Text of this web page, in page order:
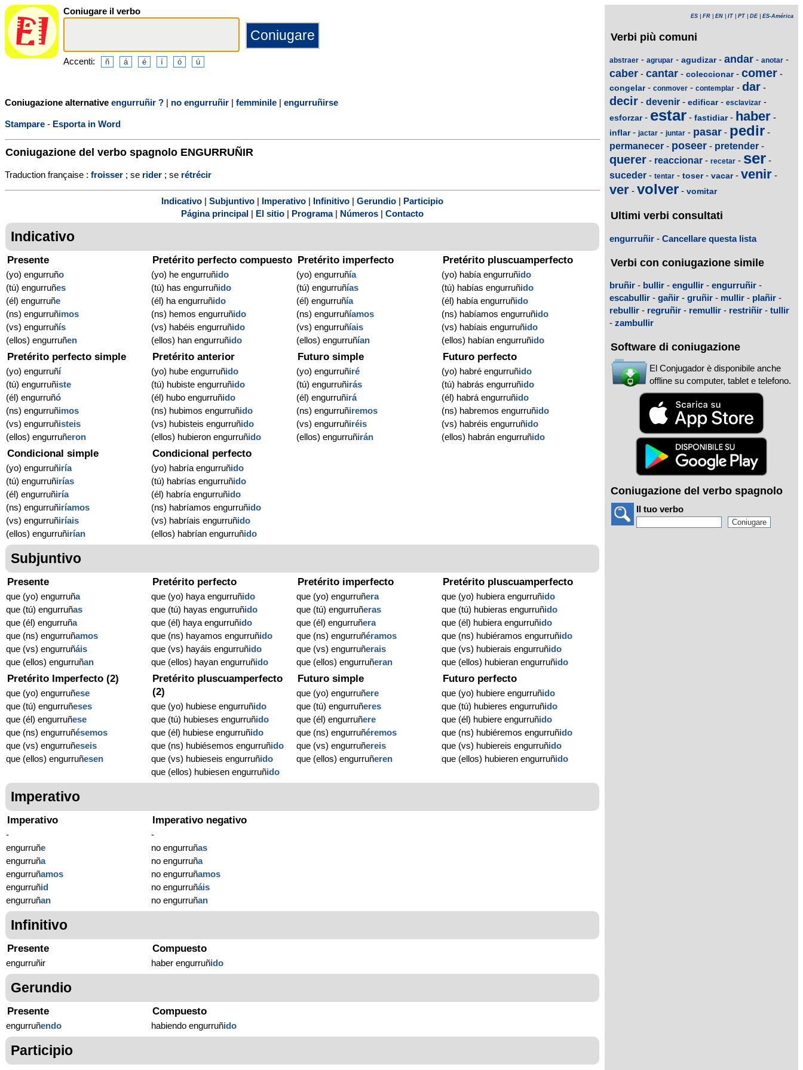
Coniugare il verbo
Accenti:
Coniugazione alternative engurruñir ? | no engurruñir | femminile | engurruñirse
Stampare - Esporta in Word
Coniugazione del verbo spagnolo ENGURRUÑIR
Traduction française : froisser ; se rider ; se rétrécir
Indicativo Subjuntivo Imperativo Infinitivo Gerundio
Participio
Página principal
El sitio Programa| Números Contacto
Indicativo
Presente
(yo) engurruño
(tú) engurruñes
(él) engurruñe
(ns) engurruñimos
(vs) engurruñís
(ellos) engurruñen
Pretérito perfecto compuesto
(yo) he engurruñido
(tú) has engurruñido
(él) ha engurruñido
(ns) hemos engurruñido
(vs) habéis engurruñido
(ellos) han engurruñido
Pretérito imperfecto
(yo) engurruñía
(tú) engurruñías
(él) engurruñía
(ns) engurruñíamos
(vs) engurruñíais
(ellos) engurruñían
Pretérito pluscuamperfecto
(yo) había engurruñido
(tú) habías engurruñido
(él) había engurruñido
(ns) habíamos engurruñido
(vs) habíais engurruñido
(ellos) habían engurruñido
Pretérito perfecto simple
(yo) engurruñí
(tú) engurruñiste
(él) engurruñó
(ns) engurruñimos
(vs) engurruñisteis
(ellos) engurruñeron
Pretérito anterior
(yo) hube engurruñido
(tú) hubiste engurruñido
(él) hubo engurruñido
(ns) hubimos engurruñido
(vs) hubisteis engurruñido
(ellos) hubieron engurruñido
Futuro simple
(yo) engurruñiré
(tú) engurruñirás
(él) engurruñirá
(ns) engurruñiremos
(vs) engurruñiréis
(ellos) engurruñirán
Futuro perfecto
(yo) habré engurruñido
(tú) habrás engurruñido
(él) habrá engurruñido
(ns) habremos engurruñido
(vs) habréis engurruñido
(ellos) habrán engurruñido
Condicional simple
(yo) engurruñiría
(tú) engurruñirías
(él) engurruñiría
(ns) engurruñiríamos
(vs) engurruñiríais
(ellos) engurruñirían
Condicional perfecto
(yo) habría engurruñido
(tú) habrías engurruñido
(él) habría engurruñido
(ns) habríamos engurruñido
(vs) habríais engurruñido
(ellos) habrían engurruñido
Subjuntivo
Presente
que (yo) engurruña
que (tú) engurruñas
que (él) engurruña
que (ns) engurruñamos
que (vs) engurruñáis
que (ellos) engurruñan
Pretérito perfecto
que (yo) haya engurruñido
que (tú) hayas engurruñido
que (él) haya engurruñido
que (ns) hayamos engurruñido
que (vs) hayáis engurruñido
que (ellos) hayan engurruñido
Pretérito imperfecto
que (yo) engurruñera
que (tú) engurruñeras
que (él) engurruñera
que (ns) engurruñéramos
que (vs) engurruñerais
que (ellos) engurruñeran
Pretérito pluscuamperfecto
que (yo) hubiera engurruñido
que (tú) hubieras engurruñido
que (él) hubiera engurruñido
que (ns) hubiéramos engurruñido
que (vs) hubierais engurruñido
que (ellos) hubieran engurruñido
Pretérito Imperfecto (2)
que (yo) engurruñese
que (tú) engurruñeses
que (él) engurruñese
que (ns) engurruñésemos
que (vs) engurruñeseis
que (ellos) engurruñesen
Pretérito pluscuamperfecto
(2)
que (yo) hubiese engurruñido
que (tú) hubieses engurruñido
que (él) hubiese engurruñido
que (ns) hubiésemos engurruñido
que (vs) hubieseis engurruñido
que (ellos) hubiesen engurruñido
Futuro simple
que (yo) engurruñere
que (tú) engurruñeres
que (él) engurruñere
que (ns) engurruñéremos
que (vs) engurruñereis
que (ellos) engurruñeren
Futuro perfecto
que (yo) hubiere engurruñido
que (tú) hubieres engurruñido
que (él) hubiere engurruñido
que (ns) hubiéremos engurruñido
que (vs) hubiereis engurruñido
que (ellos) hubieren engurruñido
Imperativo
Imperativo
-
engurruñe
engurruña
engurruñamos
engurruñid
engurruñan
Imperativo negativo
-
no engurruñas
no engurruña
no engurruñamos
no engurruñáis
no engurruñan
Infinitivo
Presente
engurruñir
Compuesto
haber engurruñido
Gerundio
Presente
engurruñendo
Compuesto
habiendo engurruñido
Participio
ES FR EN IT PT DE| ES-América
Verbi più comuni
abstraer - agrupar - agudizar- andar - anotar -
caber - cantar - coleccionar- comer -
congelar- conmover - contemplar - dar -
decir - devenir - edificar- esclavizar -
esforzar- estar - fastidiar- haber -
inflar- jactar - juntar - pasar - pedir -
permanecer - poseer - pretender -
querer - reaccionar - recetar - ser -
suceder - tentar - toser- vacar- venir -
ver - volver - vomitar
Ultimi verbi consultati
engurruñir - Cancellare questa lista
Verbi con coniugazione simile
bruñir - bullir - engullir - engurruñir -
escabullir - gañir - gruñir - mullir - plañir -
rebullir - regruñir - remullir - restriñir - tullir
- zambullir
Software di coniugazione
El Conjugador è disponibile anche
offline su computer, tablet e telefono.
Coniugazione del verbo spagnolo
Il tuo verbo